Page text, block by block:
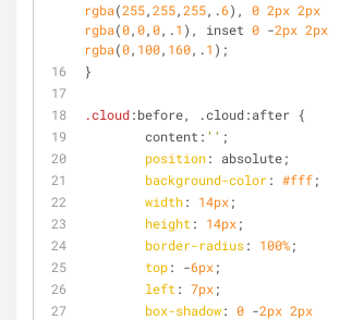
rgba(255,255,255,.6), 0 2px 2px
rgba(0,0,0,.1 ), inset 0 -2px 2px
rgba(0, 100, 160,.1 );
}
.cloud:before, .cloud:after {
	content:
'' ;
position: absolute;
background-color: #fff;
width: 14px;
height : 14px;
border-radius: 100%;
top: -6px;
left : 7px;
box-shadow: 0 -2px 2px